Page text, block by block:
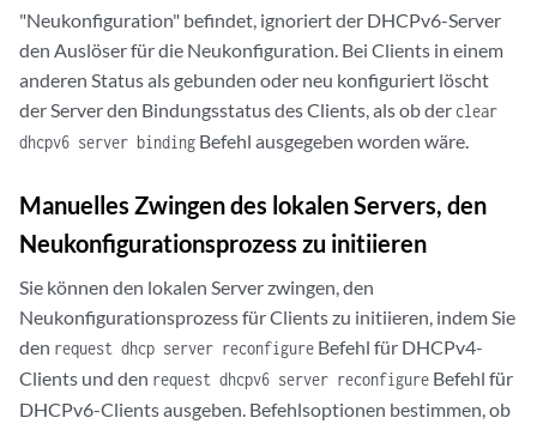
"Neukonfiguration" befindet, ignoriert der DHCPv6-Server
den Auslöser für die Neukonfiguration. Bei Clients in einem
anderen Status als gebunden oder neu konfiguriert löscht
der Server den Bindungsstatus des Clients, als ob der clear
dhcpv6 server binding Befehl ausgegeben worden wäre.
Manuelles Zwingen des lokalen Servers, den
Neukonfigurationsprozess zu initiieren
Sie können den lokalen Server zwingen, den
Neukonfigurationsprozess für Clients zu initiieren, indem Sie
den request dhcp server reconfigure Befehl für DHCPv4-
Clients und den request dhcpv6 server reconfigure Befehl für
DHCPv6-Clients ausgeben. Befehlsoptionen bestimmen, ob